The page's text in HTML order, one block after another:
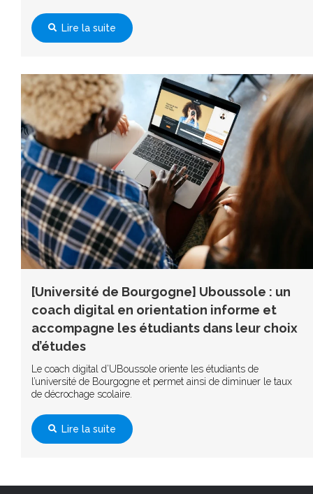
Lire la suite
[Université de Bourgogne] Uboussole : un
coach digital en orientation informe et
accompagne les étudiants dans leur choix
d’études
Le coach digital d’UBoussole oriente les étudiants de
l’université de Bourgogne et permet ainsi de diminuer le taux
de décrochage scolaire.
Lire la suite